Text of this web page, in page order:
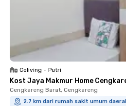
Coliving • Putri
Kost Jaya Makmur Home
Cengkareng Barat, Cengkareng
2.7 km dari rumah sakit umum